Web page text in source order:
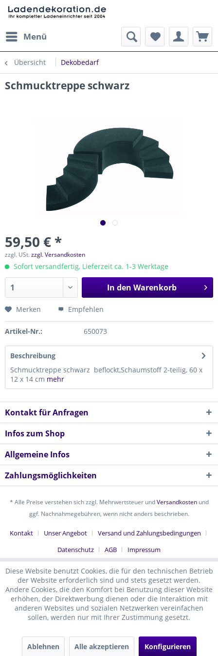
Menü
Übersicht Dekobedarf
Schmucktreppe schwarz
59,50 € *
zzgl. USt.zzgl. Versandkosten
Sofort versandfertig, Lieferzeit ca. 1-3 Werktage
In den Warenkorb
Merken Empfehlen
Artikel-Nr.: 650073
Beschreibung
Schmucktreppe schwarz beflockt,Schaumstoff 2-teilig, 60 x
12 x 14 cm mehr
Kontakt für Anfragen
Infos zum Shop
Allgemeine Infos
Zahlungsmöglichkeiten
* Alle Preise verstehen sich zzgl. Mehrwertsteuer undVersandkostenund
ggf. Nachnahmegebühren, wenn nicht anders beschrieben.
Kontakt Unser Angebot
Versand und Zahlungsbedingungen
Datenschutz
AGB Impressum
Diese Website benutzt Cookies, die für den technischen Betrieb
der Website erforderlich sind und stets gesetzt werden.
Andere Cookies, die den Komfort bei Benutzung dieser Website
erhöhen, der Direktwerbung dienen oder die Interaktion mit
anderen Websites und sozialen Netzwerken vereinfachen
sollen, werden nur mit Ihrer Zustimmung gesetzt.
Ablehnen Alle akzeptieren Konfigurieren